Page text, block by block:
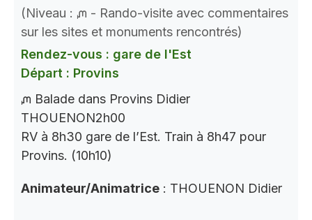
(Niveau : ᘻ - Rando-visite avec commentaires
sur les sites et monuments rencontrés)
Rendez-vous : gare de l'Est
Départ : Provins
ᘻ Balade dans Provins Didier
THOUENON2h00
RV à 8h30 gare de l’Est. Train à 8h47 pour
Provins. (10h10)
Animateur/Animatrice : THOUENON Didier